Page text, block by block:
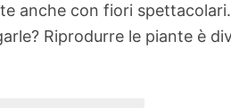
anche con fiori
Riprodurre le piante è